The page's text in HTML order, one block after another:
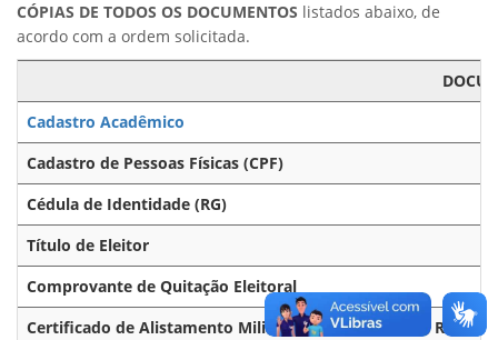
CÓPIAS DE TODOS OS DOCUMENTOS listados abaixo, de
acordo com a ordem solicitada.
Cadastro Acadêmico
Cadastro de Pessoas Físicas (CPF)
Cédula de Identidade (RG)
Título de Eleitor
Comprovante de Quitação Eleitoral
Certificado de Alistamento Militar ou Documento de